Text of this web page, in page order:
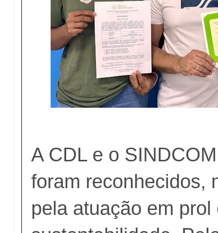
A CDL e o
foram reconhecidos,
pela atuação em prol